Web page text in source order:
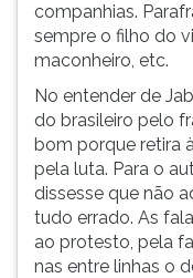
companhias.
sempre o filho do
maconheiro, etc.
No entender de
do brasileiro pelo
bom porque retira
pela luta. Para o
dissesse que não
tudo errado. As
ao protesto, pela
nas entre linhas o